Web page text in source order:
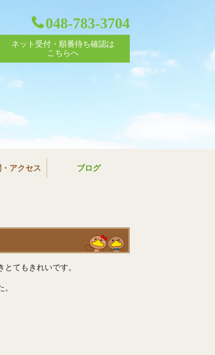
048-783-3704
ネット受付・順番待ち確認は
こちらへ
アクセス ブログ
てもきれいです。